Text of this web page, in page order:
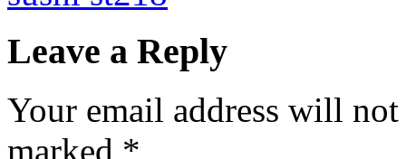
Leave a Reply
Your email address will
marked *